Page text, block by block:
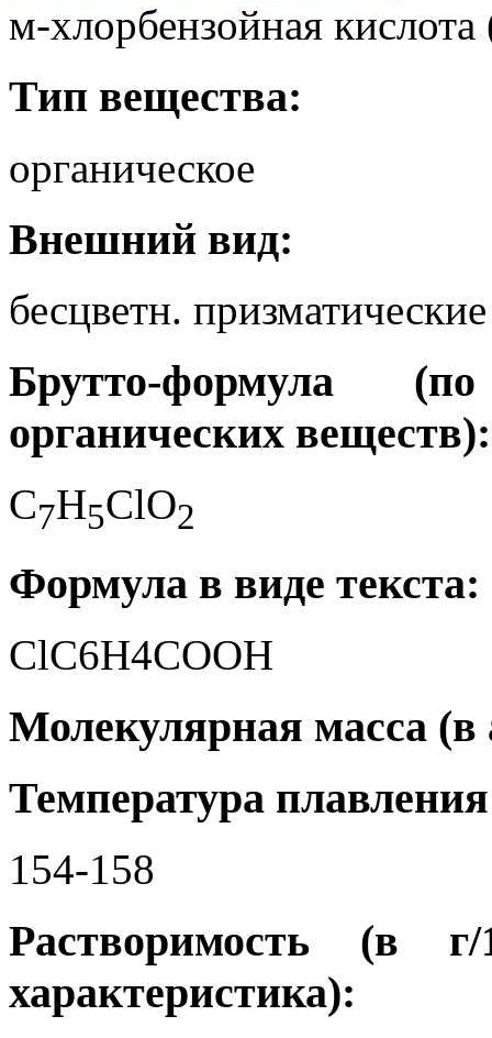
м-хлорбензойная кислота
Тип вещества:
органическое
Внешний вид:
бесцветн.
Брутто-формула
органических веществ):
C7H5ClO2
Формула в виде текста:
ClC6H4COOH
Молекулярная масса (в
Температура
154-158
Растворимость (в
характеристика):